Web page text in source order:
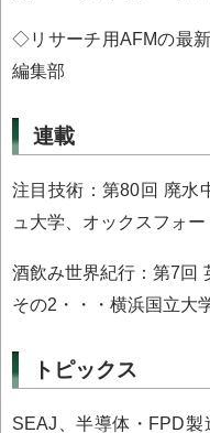
◇リサーチ用AFMの最
編集部
連載
注目技術：第80回 廃水
ュ大学、オックスフォ
酒飲み世界紀行：第7回
その2・・・横浜国立
トピックス
SEAJ、半導体・FPD